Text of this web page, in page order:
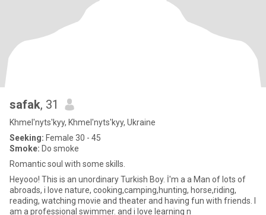
safak, 31
Khmel'nyts'kyy, Khmel'nyts'kyy, Ukraine
Seeking: Female 30 - 45
Smoke: Do smoke
Romantic soul with some skills.
Heyooo! This is an unordinary Turkish Boy. İ'm a a Man of lots of
abroads, i love nature, cooking,camping,hunting, horse,riding,
reading, watching movie and theater and having fun with friends. I
am a professional swimmer. and i love learning n